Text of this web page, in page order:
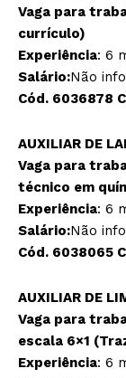
Vaga para
currículo)
Experiência: 6
Salário:Não
Cód. 6036878
AUXILIAR DE
Vaga para
técnico em
Experiência: 6
Salário:Não
Cód. 6038065
AUXILIAR DE
Vaga para
escala 6×1
Experiência: 6